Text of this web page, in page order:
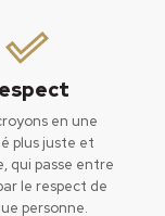
en une
plus juste et
qui passe entre
le respect de
personne.